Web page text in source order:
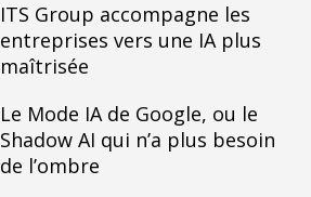
ITS Group accompagne les
entreprises vers une IA plus
maîtrisée
Le Mode IA de Google, ou le
Shadow AI qui n’a plus besoin
de l’ombre